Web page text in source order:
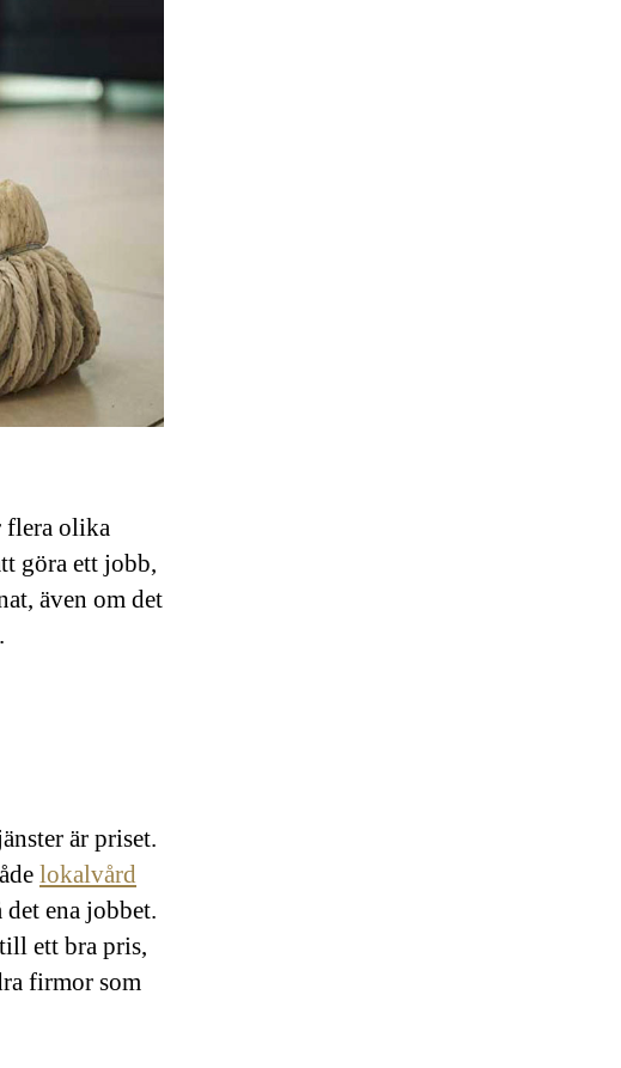
flera olika
göra ett jobb,
även om det
är priset.
lokalvård
ena jobbet.
ett bra pris,
firmor som